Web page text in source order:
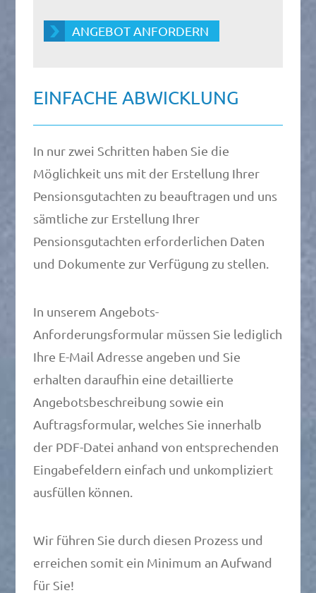
ANGEBOT ANFORDERN
EINFACHE ABWICKLUNG
In nur zwei Schritten haben Sie die
Möglichkeit uns mit der Erstellung Ihrer
Pensionsgutachten zu beauftragen und uns
sämtliche zur Erstellung Ihrer
Pensionsgutachten erforderlichen Daten
und Dokumente zur Verfügung zu stellen.
In unserem Angebots-
Anforderungsformular müssen Sie lediglich
Ihre E-Mail Adresse angeben und Sie
erhalten daraufhin eine detaillierte
Angebotsbeschreibung sowie ein
Auftragsformular, welches Sie innerhalb
der PDF-Datei anhand von entsprechenden
Eingabefeldern einfach und unkompliziert
ausfüllen können.
Wir führen Sie durch diesen Prozess und
erreichen somit ein Minimum an Aufwand
für Sie!